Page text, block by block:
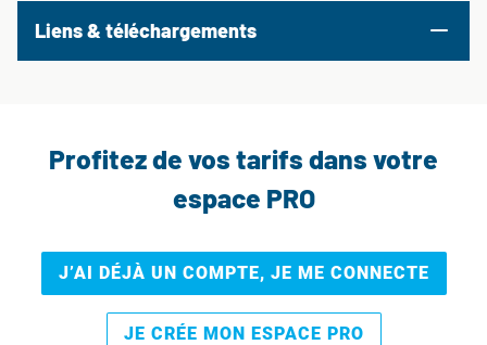
Liens & téléchargements
Profitez de vos tarifs dans votre
espace PRO
J’AI DÉJÀ UN COMPTE, JE ME CONNECTE
JE CRÉE MON ESPACE PRO